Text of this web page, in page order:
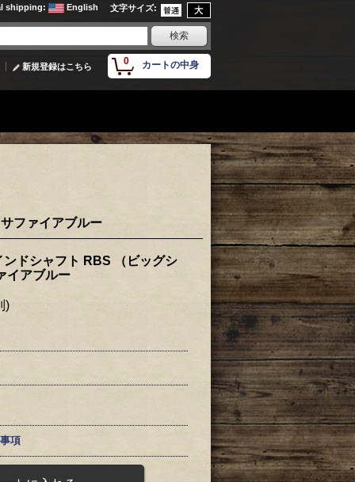
文字サイズ:
shipping: English
0 カートの中身
新規登録はこちら
ファイアブルー
ドシャフト RBS （ビッグシ
イアブルー
)
項